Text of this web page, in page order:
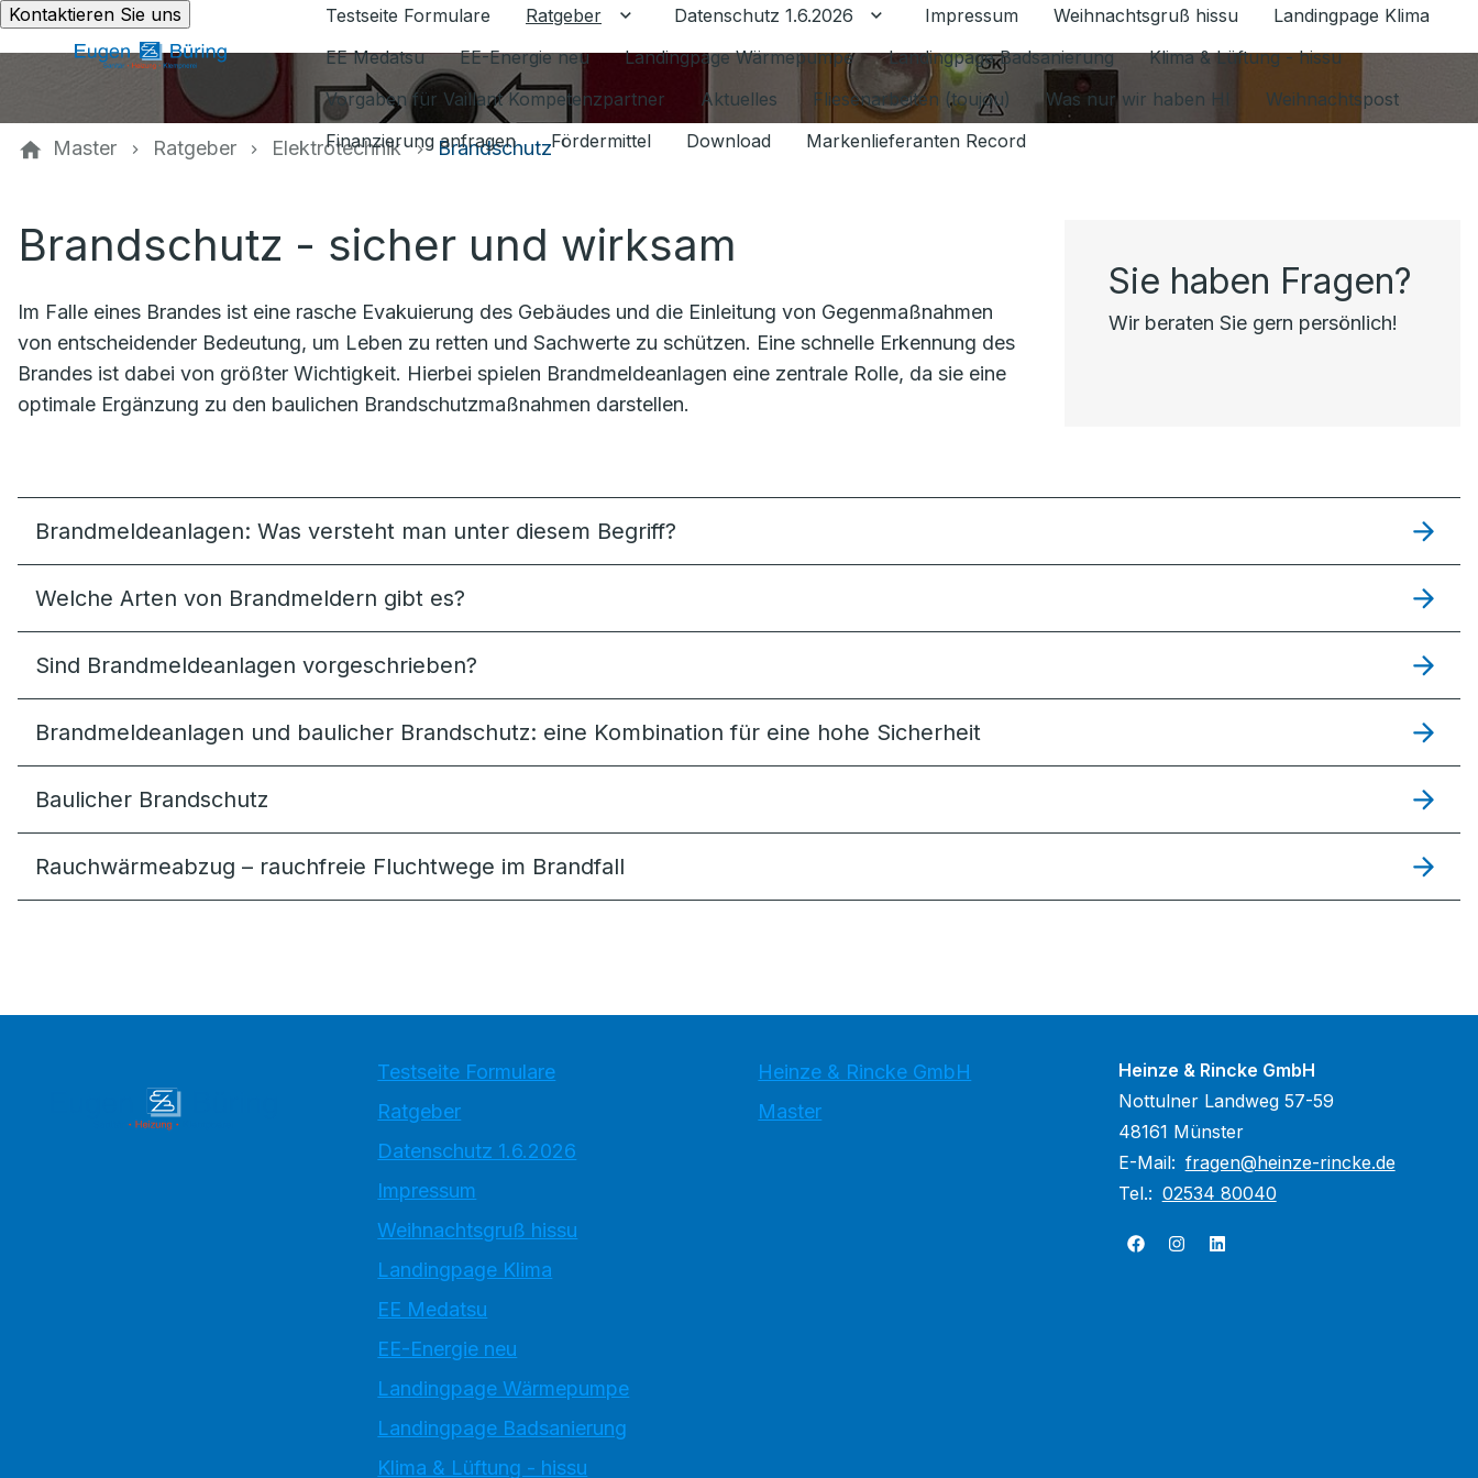
Kontaktieren Sie uns Testseite Formulare Ratgeber Untermenü für Ratgeber umschalten
Datenschutz 1.6.2026 Untermenü für Datenschutz 1.6.2026 umschalten
Impressum Weihnachtsgruß hissu
Landingpage Klima
EE Medatsu
EE-Energie neu Landingpage Wärmepumpe Landingpage Badsanierung
Klima & Lüftung - hissu
Vorgaben für Vaillant Kompetenzpartner
Aktuelles Fliesenarbeiten (toujou) Was nur wir haben HI
Weihnachtspost
Finanzierung anfragen
Fördermittel Download Markenlieferanten Record
Master Ratgeber Elektrotechnik Brandschutz
Brandschutz - sicher und wirksam
Im Falle eines Brandes ist eine rasche Evakuierung des Gebäudes und die Einleitung von Gegenmaßnahmen
von entscheidender Bedeutung, um Leben zu retten und Sachwerte zu schützen. Eine schnelle Erkennung des
Brandes ist dabei von größter Wichtigkeit. Hierbei spielen Brandmeldeanlagen eine zentrale Rolle, da sie eine
optimale Ergänzung zu den baulichen Brandschutzmaßnahmen darstellen.
Sie haben Fragen?
Wir beraten Sie gern persönlich!
Brandmeldeanlagen: Was versteht man unter diesem Begriff?
Welche Arten von Brandmeldern gibt es?
Sind Brandmeldeanlagen vorgeschrieben?
Brandmeldeanlagen und baulicher Brandschutz: eine Kombination für eine hohe Sicherheit
Baulicher Brandschutz
Rauchwärme­abzug – rauchfreie Fluchtwege im Brandfall
Testseite Formulare
Ratgeber
Datenschutz 1.6.2026
Impressum
Weihnachtsgruß hissu
Landingpage Klima
EE Medatsu
EE-Energie neu
Landingpage Wärmepumpe
Landingpage Badsanierung
Klima & Lüftung - hissu
Heinze & Rincke GmbH
Master
Heinze & Rincke GmbH
Nottulner Landweg 57-59
48161 Münster
E-Mail: fragen@heinze-rincke.de
Tel.: 02534 80040